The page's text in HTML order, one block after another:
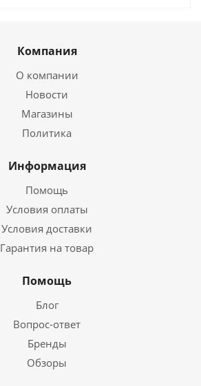
Компания
О компании
Новости
Магазины
Политика
Информация
Помощь
Условия оплаты
Условия доставки
Гарантия на товар
Помощь
Блог
Вопрос-ответ
Бренды
Обзоры